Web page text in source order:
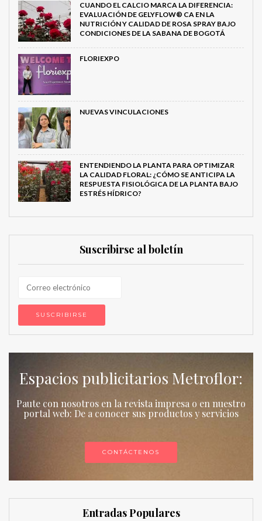
CUANDO EL CALCIO MARCA LA DIFERENCIA:
EVALUACIÓN DE GELYFLOW® CA EN LA
NUTRICIÓN Y CALIDAD DE ROSA SPRAY BAJO
CONDICIONES DE LA SABANA DE BOGOTÁ
FLORIEXPO
NUEVAS VINCULACIONES
ENTENDIENDO LA PLANTA PARA OPTIMIZAR
LA CALIDAD FLORAL: ¿CÓMO SE ANTICIPA LA
RESPUESTA FISIOLÓGICA DE LA PLANTA BAJO
ESTRÉS HÍDRICO?
Suscribirse al boletín
Espacios publicitarios Metroflor:
Paute con nosotros en la revista impresa o en nuestro
portal web: De a conocer sus productos y servicios
CONTÁCTENOS
Entradas Populares